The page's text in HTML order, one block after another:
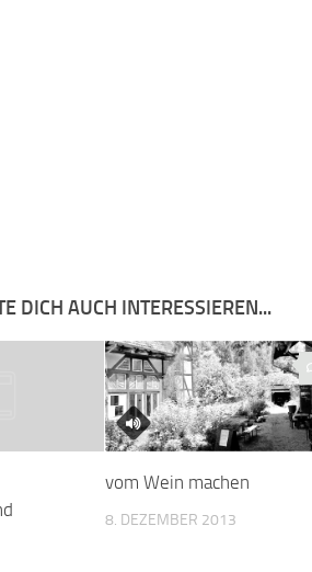
DICH AUCH INTERESSIEREN...
vom Wein machen
8. DEZEMBER 2013